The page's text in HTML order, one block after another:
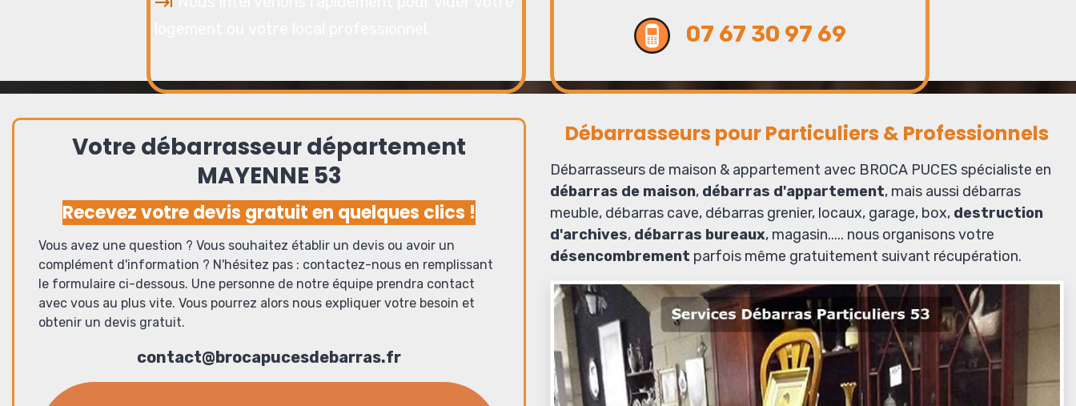
07 67 30 97 69
Votre débarrasseur département
MAYENNE 53
Recevez votre devis gratuit en quelques clics !
Vous avez une question ? Vous souhaitez établir un devis ou avoir un
complément d'information ? N'hésitez pas : contactez-nous en remplissant
le formulaire ci-dessous. Une personne de notre équipe prendra contact
avec vous au plus vite. Vous pourrez alors nous expliquer votre besoin et
obtenir un devis gratuit.
contact@brocapucesdebarras.fr
Débarrasseurs pour Particuliers & Professionnels
Débarrasseurs de maison & appartement avec BROCA PUCES spécialiste en
débarras de maison, débarras d'appartement, mais aussi débarras
meuble, débarras cave, débarras grenier, locaux, garage, box, destruction
d'archives, débarras bureaux, magasin..... nous organisons votre
désencombrement parfois même gratuitement suivant récupération.